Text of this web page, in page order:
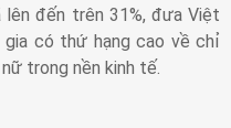
lên đến trên 31%, đưa Việt
gia có thứ hạng cao về chỉ
trong nền kinh tế.